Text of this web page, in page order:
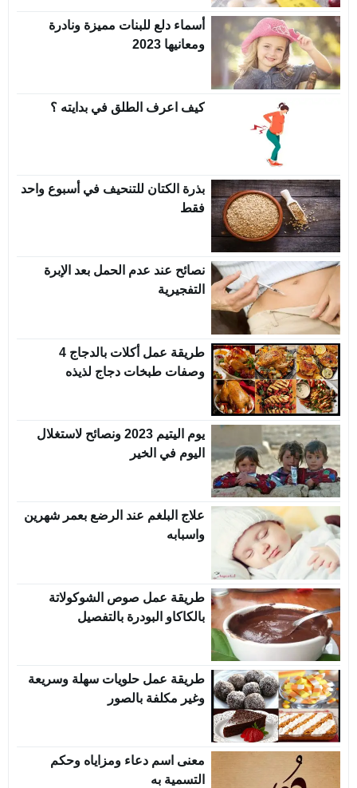
أسماء دلع للبنات مميزة ونادرة
ومعانيها 2023
كيف اعرف الطلق في بدايته ؟
بذرة الكتان للتنحيف في أسبوع واحد
فقط
نصائح عند عدم الحمل بعد الإبرة
التفجيرية
طريقة عمل أكلات بالدجاج 4
وصفات طبخات دجاج لذيذه
يوم اليتيم 2023 ونصائح لاستغلال
اليوم في الخير
علاج البلغم عند الرضع بعمر شهرين
واسبابه
طريقة عمل صوص الشوكولاتة
بالكاكاو البودرة بالتفصيل
طريقة عمل حلويات سهلة وسريعة
وغير مكلفة بالصور
معنى اسم دعاء ومزاياه وحكم
التسمية به